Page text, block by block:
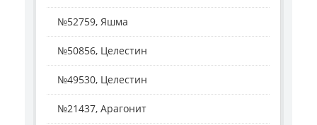
№52759, Яшма
№50856, Целестин
№49530, Целестин
№21437, Арагонит